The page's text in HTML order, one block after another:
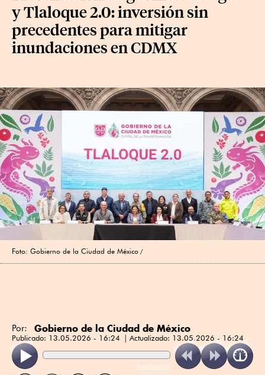
y Tlaloque 2.0: inversión sin
precedentes para mitigar
inundaciones en CDMX
Foto: Gobierno de la Ciudad de México
Por: Gobierno de la Ciudad de México
Publicado: 13.05.2026 - 16:24 Actualizado: 13.05.2026 - 16:24
ReadSpeaker